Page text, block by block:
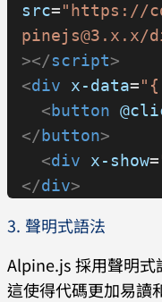
src="https://
></script>
<div x-data="{
  <
button
</button>
  <
div x-show=
</div>
3. 聲明式語法
Alpine.js 採用聲明式
這使得代碼更加易讀